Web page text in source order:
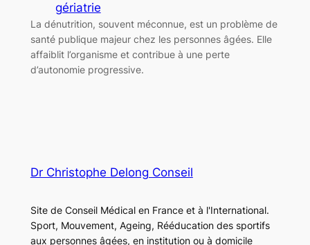
gériatrie
La dénutrition, souvent méconnue, est un problème de
santé publique majeur chez les personnes âgées. Elle
affaiblit l’organisme et contribue à une perte
d’autonomie progressive.
Dr Christophe Delong Conseil
Site de Conseil Médical en France et à l'International.
Sport, Mouvement, Ageing, Rééducation des sportifs
aux personnes âgées, en institution ou à domicile